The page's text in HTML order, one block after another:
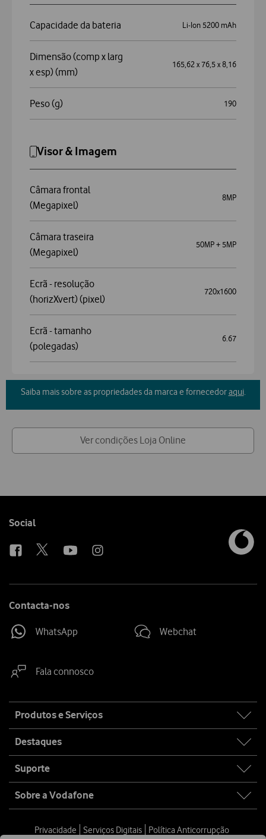
Capacidade da bateria Li-Ion 5200 mAh
Dimensão (comp x larg
x esp) (mm)
165,62 x 76,5 x 8,16
Peso (g) 190
Visor & Imagem
Câmara frontal
(Megapixel)
8MP
Câmara traseira
(Megapixel)
50MP + 5MP
Ecrã - resolução
(horizXvert) (pixel)
720x1600
Ecrã - tamanho
(polegadas)
6.67
Saiba mais sobre as propriedades da marca e fornecedoraqui.
Ver condições Loja Online
Follow
Social
Contacta-nos
WhatsApp Webchat
Fala connosco
map
Produtos e Serviços
Destaques
Suporte
Sobre a Vodafone
Privacidade Serviços Digitais Política Anticorrupção